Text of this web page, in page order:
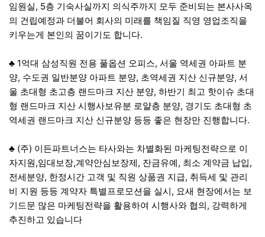
임원실, 5층 기숙사실까지 의식주까지 모두 준비되는 본사사옥
의 건립예정과 더불어 회사의 미래를 책임질 직영 영업조직을
키우는게 본인의 꿈이기도 합니다.
♣ 1억대 삼성직원 전용 풀옵션 오피스, 서울 역세권 아파트 분
양, 수도권 일반분양 아파트 분양, 초역세권 지산 신규분양, 서
울 초대형 초고층 랜드마크 지산 분양, 하반기 최고 핫이슈 초대
형 랜드마크 지산 시행사보유분 로얄층 분양, 경기도 초대형 초
역세권 랜드마크 지산 신규분양 등등 좋은 현장만 진행합니다.
♣ (주) 이든파트너스는 타사와는 차별화된 마케팅전략으로 이
자지원,임대보장,계약안심보장제, 잔금유예, 최소 계약금 납입,
전세분양, 한정시간 고객 및 직원 상품권 지급, 취득세 및 관리
비 지원 등등 계약자 특별프로모션을 실시, 요새 현장에서는 보
기드문 많은 마케팅전략을 활용하여 시행사와 협의, 강력하게
추진하고 있습니다